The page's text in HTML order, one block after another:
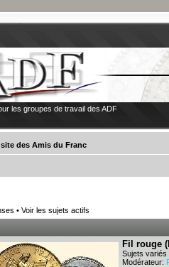
les groupes de travail des ADF
des Amis du Franc
• Voir les sujets actifs
Fil rouge
Sujets variés
Modérateur: